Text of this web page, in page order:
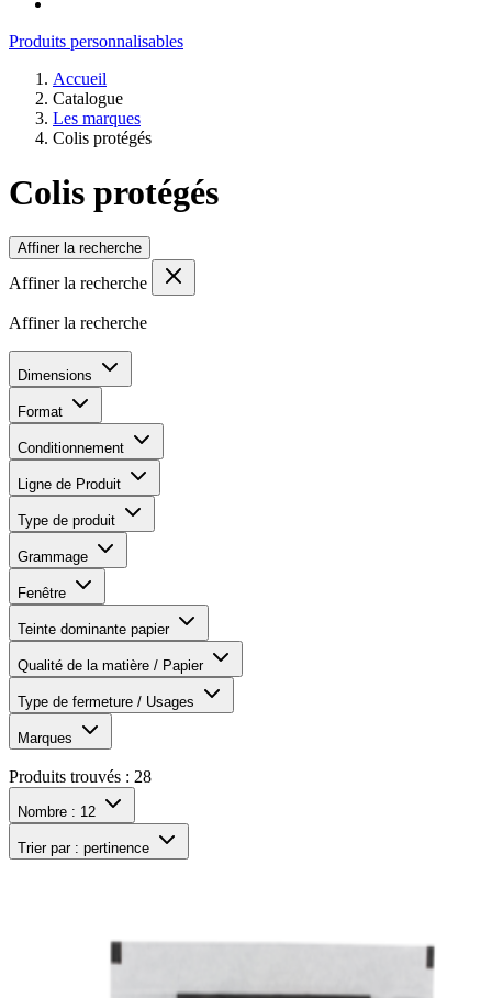
Produits personnalisables
Accueil
Catalogue
Les marques
Colis protégés
Colis protégés
Affiner la recherche
Affiner la recherche
Affiner la recherche
Dimensions
Format
Conditionnement
Ligne de Produit
Type de produit
Grammage
Fenêtre
Teinte dominante papier
Qualité de la matière / Papier
Type de fermeture / Usages
Marques
Produits trouvés : 28
Nombre : 12
Trier par : pertinence